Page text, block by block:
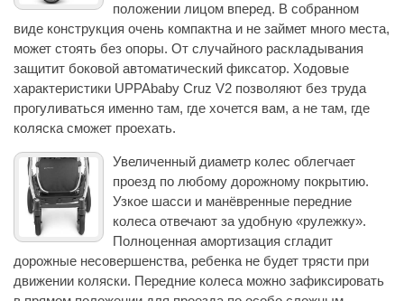
положении лицом вперед. В собранном
виде конструкция очень компактна и не займет много места,
может стоять без опоры. От случайного раскладывания
защитит боковой автоматический фиксатор. Ходовые
характеристики UPPAbaby Cruz V2 позволяют без труда
прогуливаться именно там, где хочется вам, а не там, где
коляска сможет проехать.
Увеличенный диаметр колес облегчает
проезд по любому дорожному покрытию.
Узкое шасси и манёвренные передние
колеса отвечают за удобную «рулежку».
Полноценная амортизация сгладит
дорожные несовершенства, ребенка не будет трясти при
движении коляски. Передние колеса можно зафиксировать